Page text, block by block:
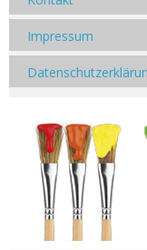
Impressum